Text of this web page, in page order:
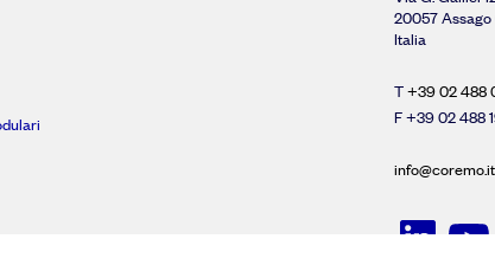
20057 Assago
Italia
T+39 02 488
F +39 02 488
info@coremo.it